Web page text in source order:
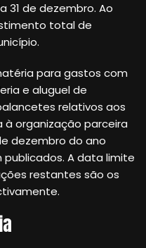
31 de dezembro. Ao
total de
para gastos com
e aluguel de
relativos aos
organização parceira
dezembro do ano
A data limite
restantes são os